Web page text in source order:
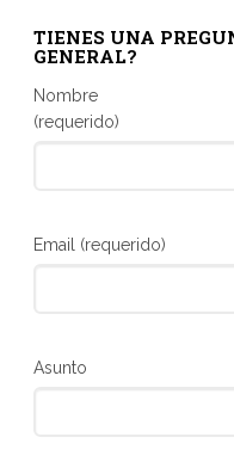
TIENES UNA
GENERAL?
Nombre
(requerido)
Email (requerido)
Asunto